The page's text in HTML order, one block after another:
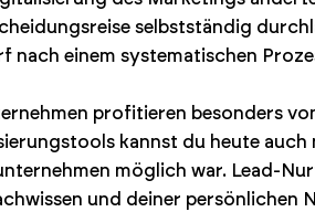
selbstständig
nach einem systematischen
profitieren besonders
kannst du heute
möglich war. Lead-
und deiner persönlichen